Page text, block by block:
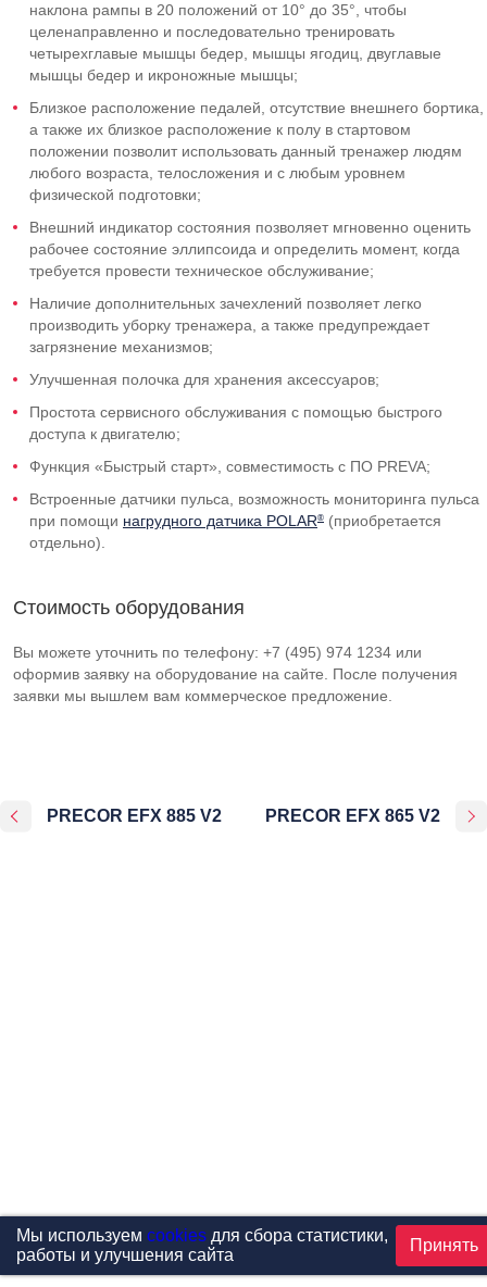
наклона рампы в 20 положений от 10° до 35°, чтобы
целенаправленно и последовательно тренировать
четырехглавые мышцы бедер, мышцы ягодиц, двуглавые
мышцы бедер и икроножные мышцы;
Близкое расположение педалей, отсутствие внешнего бортика,
а также их близкое расположение к полу в стартовом
положении позволит использовать данный тренажер людям
любого возраста, телосложения и с любым уровнем
физической подготовки;
Внешний индикатор состояния позволяет мгновенно оценить
рабочее состояние эллипсоида и определить момент, когда
требуется провести техническое обслуживание;
Наличие дополнительных зачехлений позволяет легко
производить уборку тренажера, а также предупреждает
загрязнение механизмов;
Улучшенная полочка для хранения аксессуаров;
Простота сервисного обслуживания с помощью быстрого
доступа к двигателю;
Функция «Быстрый старт», совместимость с ПО PREVA;
Встроенные датчики пульса, возможность мониторинга пульса
при помощи нагрудного датчика POLAR® (приобретается
отдельно).
Стоимость оборудования
Вы можете уточнить по телефону: +7 (495) 974 1234 или
оформив заявку на оборудование на сайте. После получения
заявки мы вышлем вам коммерческое предложение.
PRECOR EFX 885 V2 PRECOR EFX 865 V2
Мы используем cookiesдля сбора статистики,
работы и улучшения сайта
Принять